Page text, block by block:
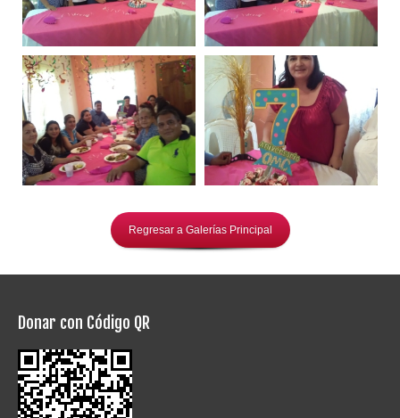
Regresar a Galerías Principal
Donar con Código QR